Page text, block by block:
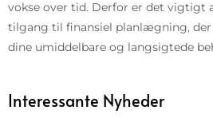
vokse over tid. Derfor er det vigtigt
tilgang til finansiel planlægning, der
dine umiddelbare og langsigtede
Interessante Nyheder